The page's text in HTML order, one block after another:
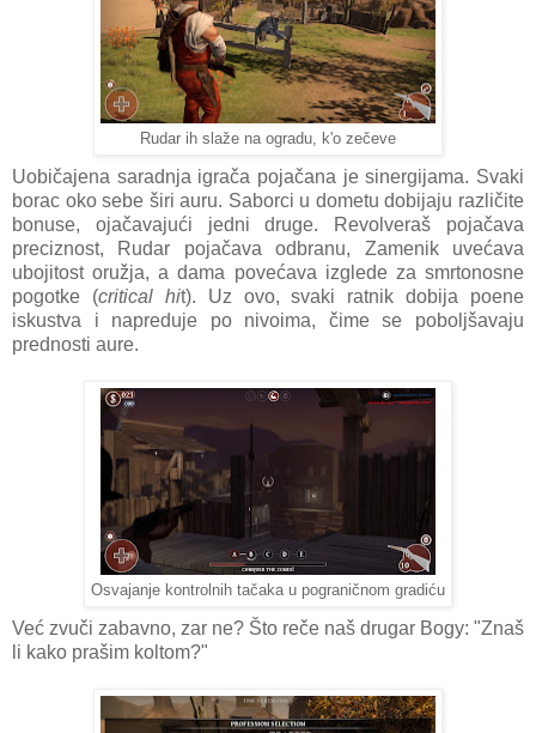
Rudar ih slaže na ogradu, k'o zečeve
Uobičajena saradnja igrača pojačana je sinergijama. Svaki
borac oko sebe širi auru. Saborci u dometu dobijaju različite
bonuse, ojačavajući jedni druge. Revolveraš pojačava
preciznost, Rudar pojačava odbranu, Zamenik uvećava
ubojitost oružja, a dama povećava izglede za smrtonosne
pogotke (critical hit). Uz ovo, svaki ratnik dobija poene
iskustva i napreduje po nivoima, čime se poboljšavaju
prednosti aure.
Osvajanje kontrolnih tačaka u pograničnom gradiću
Već zvuči zabavno, zar ne? Što reče naš drugar Bogy: "Znaš
li kako prašim koltom?"